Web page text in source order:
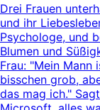
Drei Frauen
und ihr
Psychologe, und
Blumen und
Frau: "Mein Mann
bisschen grob,
das mag ich."